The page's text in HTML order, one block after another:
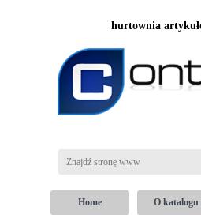
hurtownia
Home O katalogu